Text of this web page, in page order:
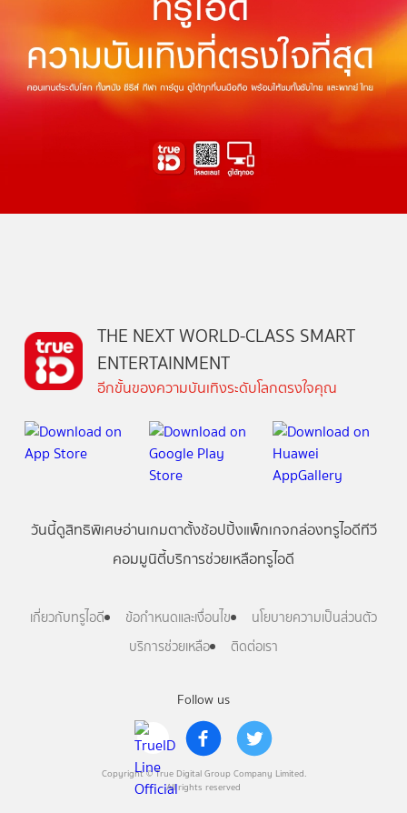
Follow us
Copyright © True Digital Group Company Limited.
All rights reserved
THE NEXT WORLD-CLASS SMART
ENTERTAINMENT
อีกขั้นของความบันเทิงระดับโลกตรงใจคุณ
วันนี้ดูสิทธิพิเศษอ่านเกมตาตั้งช้อปปิ้งแพ็กเกจกล่องทรูไอดีทีวี
คอมมูนิตี้บริการช่วยเหลือทรูไอดี
เกี่ยวกับทรูไอดี ข้อกำหนดและเงื่อนไข
นโยบายความเป็นส่วนตัว
บริการช่วยเหลือ
ติดต่อเรา